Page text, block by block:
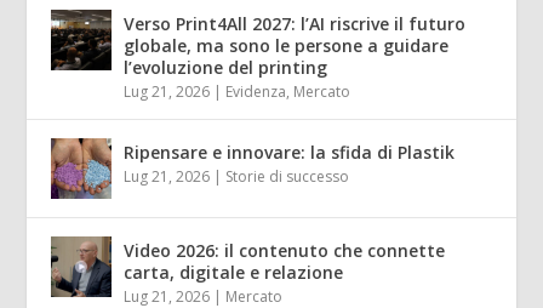
Verso Print4All 2027: l’AI riscrive il futuro
globale, ma sono le persone a guidare
l’evoluzione del printing
Lug 21, 2026 | Evidenza, Mercato
Ripensare e innovare: la sfida di Plastik
Lug 21, 2026 | Storie di successo
Video 2026: il contenuto che connette
carta, digitale e relazione
Lug 21, 2026 | Mercato